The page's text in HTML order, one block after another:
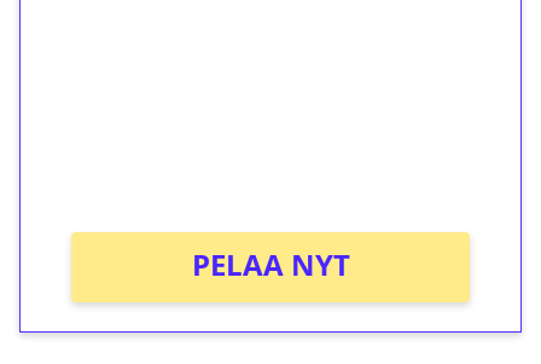
PELAA NYT